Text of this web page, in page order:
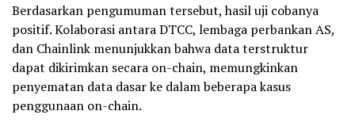
Berdasarkan pengumuman tersebut, hasil uji cobanya
positif. Kolaborasi antara DTCC, lembaga perbankan AS,
dan Chainlink menunjukkan bahwa data terstruktur
dapat dikirimkan secara on-chain, memungkinkan
penyematan data dasar ke dalam beberapa kasus
penggunaan on-chain.